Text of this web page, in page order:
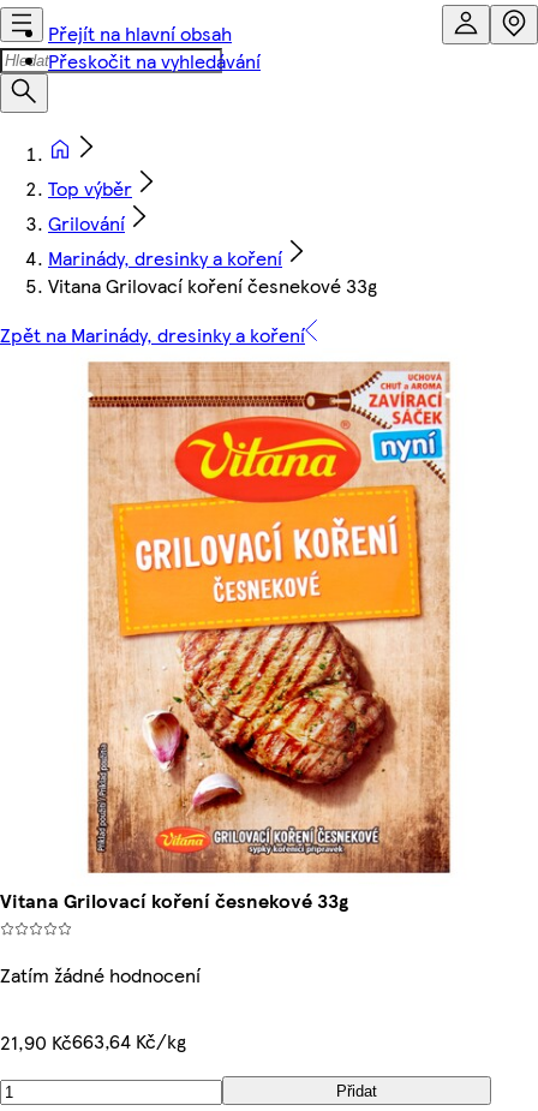
Přejít na hlavní obsah
Přeskočit na vyhledávání
Top výběr
Grilování
Marinády, dresinky a koření
Vitana Grilovací koření česnekové 33g
Zpět na Marinády, dresinky a koření
Vitana Grilovací koření česnekové 33g
Zatím žádné hodnocení
21,90 Kč663,64 Kč/kg
Přidat